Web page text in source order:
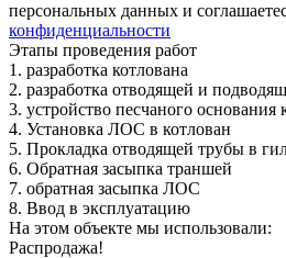
персональных данных и
конфиденциальности
Этапы проведения работ
1. разработка котлована
2. разработка отводящей и
3. устройство песчаного основания
4. Установка ЛОС в котлован
5. Прокладка отводящей трубы в
6. Обратная засыпка траншей
7. обратная засыпка ЛОС
8. Ввод в эксплуатацию
На этом объекте мы использовали:
Распродажа!